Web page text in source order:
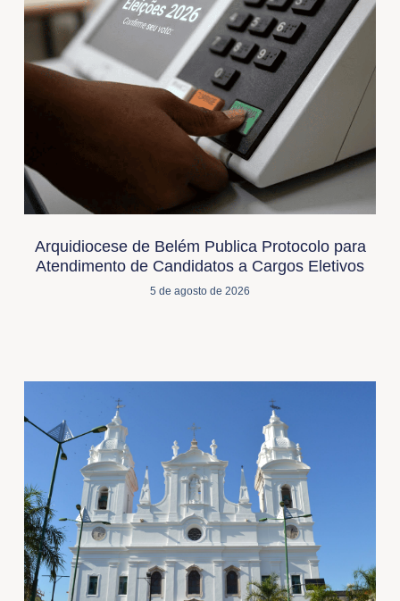
Arquidiocese de Belém Publica Protocolo para
Atendimento de Candidatos a Cargos Eletivos
5 de agosto de 2026